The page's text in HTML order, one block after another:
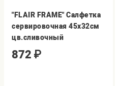
"FLAIR FRAME" Салфетка
сервировочная 45х32см
цв.сливочный
872 ₽